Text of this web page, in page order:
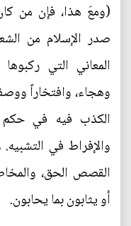
(ومعَ هذا، فإن من
صدر الإسلام من
المعاني التي
وهجاء، وافتخاراً
الكذب فيه في حكم
والإفراط في
القصص الحق،
أو يثابون بما يحابون.